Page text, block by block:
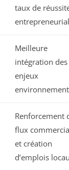
taux de
Meilleure
intégration des
enjeux
Renforcement
flux
et création
d’emplois